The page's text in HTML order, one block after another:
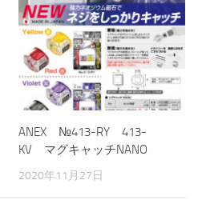
ANEX №413-RY 413-
KV マグキャッチNANO
2020年11月27日